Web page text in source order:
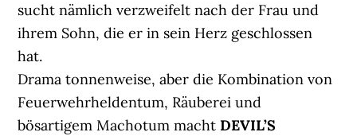
sucht nämlich verzweifelt nach der Frau und
ihrem Sohn, die er in sein Herz geschlossen
hat.
Drama tonnenweise, aber die Kombination von
Feuerwehrheldentum, Räuberei und
bösartigem Machotum machtDEVIL’S